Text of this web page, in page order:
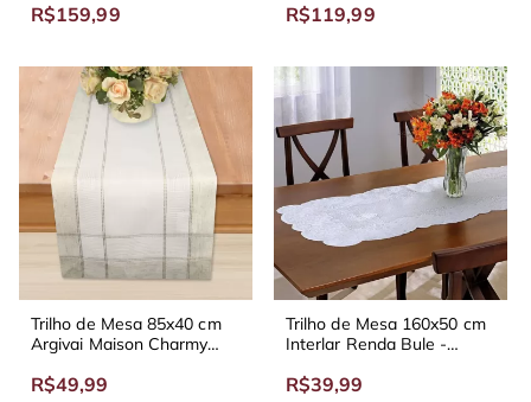
R$159,99 R$119,99
Trilho de Mesa 85x40 cm
Argivai Maison Charmy
R$49,99
Trilho de Mesa 160x50 cm
Interlar Renda Bule -
R$39,99